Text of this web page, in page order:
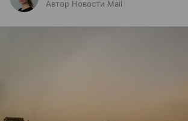
Автор Новости Mail